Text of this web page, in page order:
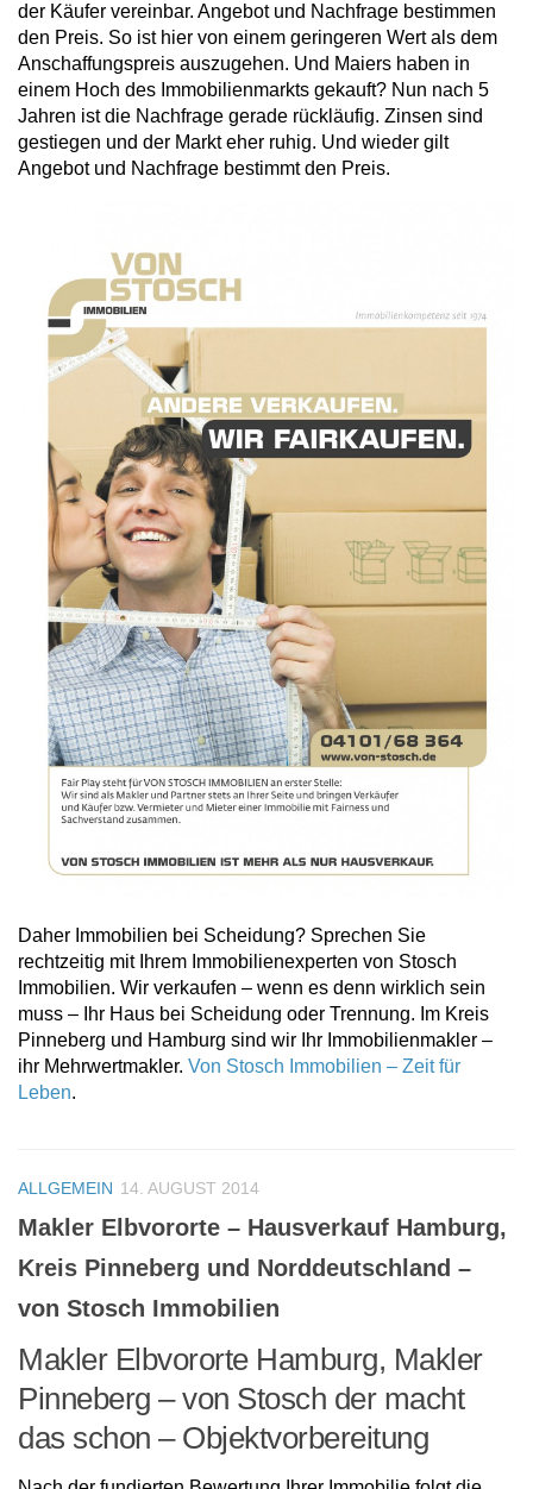
der Käufer vereinbar. Angebot und Nachfrage bestimmen
den Preis. So ist hier von einem geringeren Wert als dem
Anschaffungspreis auszugehen. Und Maiers haben in
einem Hoch des Immobilienmarkts gekauft? Nun nach 5
Jahren ist die Nachfrage gerade rückläufig. Zinsen sind
gestiegen und der Markt eher ruhig. Und wieder gilt
Angebot und Nachfrage bestimmt den Preis.
Daher Immobilien bei Scheidung? Sprechen Sie
rechtzeitig mit Ihrem Immobilienexperten von Stosch
Immobilien. Wir verkaufen – wenn es denn wirklich sein
muss – Ihr Haus bei Scheidung oder Trennung. Im Kreis
Pinneberg und Hamburg sind wir Ihr Immobilienmakler –
ihr Mehrwertmakler. Von Stosch Immobilien – Zeit für
Leben.
ALLGEMEIN 14. AUGUST 2014
Makler Elbvororte – Hausverkauf Hamburg,
Kreis Pinneberg und Norddeutschland –
von Stosch Immobilien
Makler Elbvororte Hamburg, Makler
Pinneberg – von Stosch der macht
das schon – Objektvorbereitung